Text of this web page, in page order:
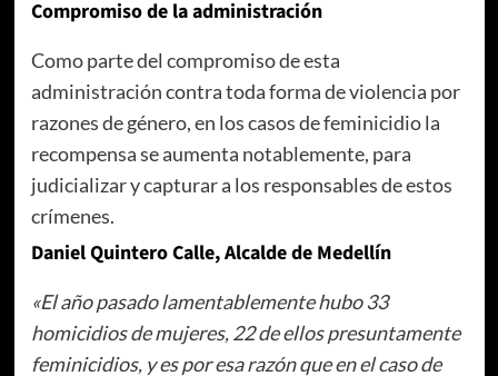
Compromiso de la administración
Como parte del compromiso de esta
administración contra toda forma de violencia por
razones de género, en los casos de feminicidio la
recompensa se aumenta notablemente, para
judicializar y capturar a los responsables de estos
crímenes.
Daniel Quintero Calle, Alcalde de Medellín
«El año pasado lamentablemente hubo 33
homicidios de mujeres, 22 de ellos presuntamente
feminicidios, y es por esa razón que en el caso de